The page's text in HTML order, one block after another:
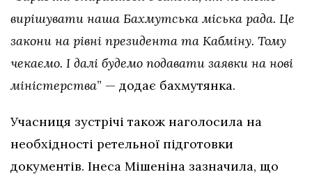
вирішувати наша Бахмутська міська рада. Це
закони на рівні президента та Кабміну. Тому
чекаємо. І далі будемо подавати заявки на нові
міністерства” — додає бахмутянка.
Учасниця зустрічі також наголосила на
необхідності ретельної підготовки
документів. Інеса Мішеніна зазначила, що